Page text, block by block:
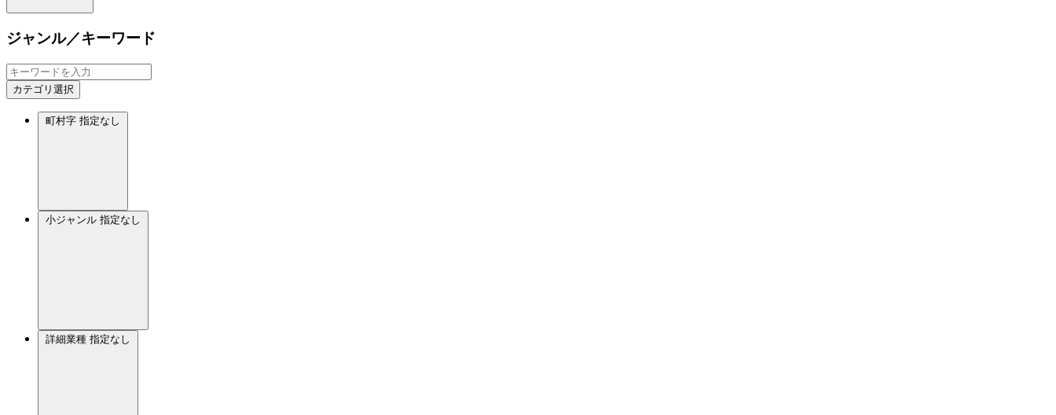
ジャンル／キーワード
カテゴリ選択
町村字 指定なし
小ジャンル 指定なし
詳細業種 指定なし